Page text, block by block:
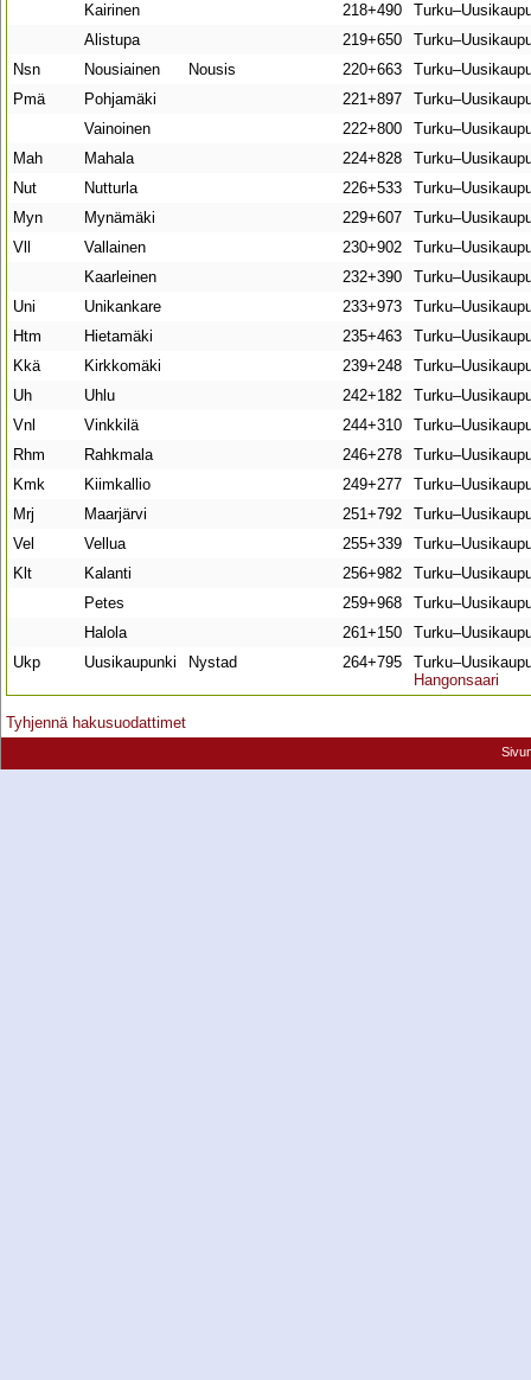
Kairinen
218+490
Alistupa
219+650
Nsn
Nousiainen Nousis 220+663
Pmä
Pohjamäki 221+897
Vainoinen
222+800
Mah
Mahala 224+828
Nut
Nutturla 226+533
Myn
Mynämäki 229+607
Vll
Vallainen 230+902
Kaarleinen
232+390
Uni
Unikankare 233+973
Htm
Hietamäki 235+463
Kkä
Kirkkomäki 239+248
Uh
Uhlu 242+182
Vnl
Vinkkilä 244+310
Rhm
Rahkmala 246+278
Kmk
Kiimkallio 249+277
Mrj
Maarjärvi 251+792
Vel
Vellua 255+339
Klt
Kalanti 256+982
Petes
259+968
Halola
261+150
Ukp
Uusikaupunki Nystad 264+795
Hangonsaari
Tyhjennä hakusuodattimet